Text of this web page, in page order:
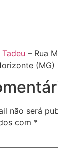
– Rua
(MG)
não será
com *